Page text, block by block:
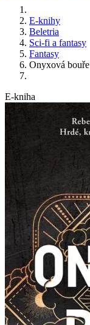
E-knihy
Beletria
Sci-fi a fantasy
Fantasy
Onyxová bouře
E-kniha